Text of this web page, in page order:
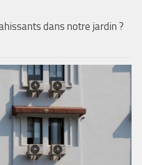
dans notre jardin ?